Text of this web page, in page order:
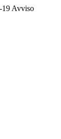
19 Avviso